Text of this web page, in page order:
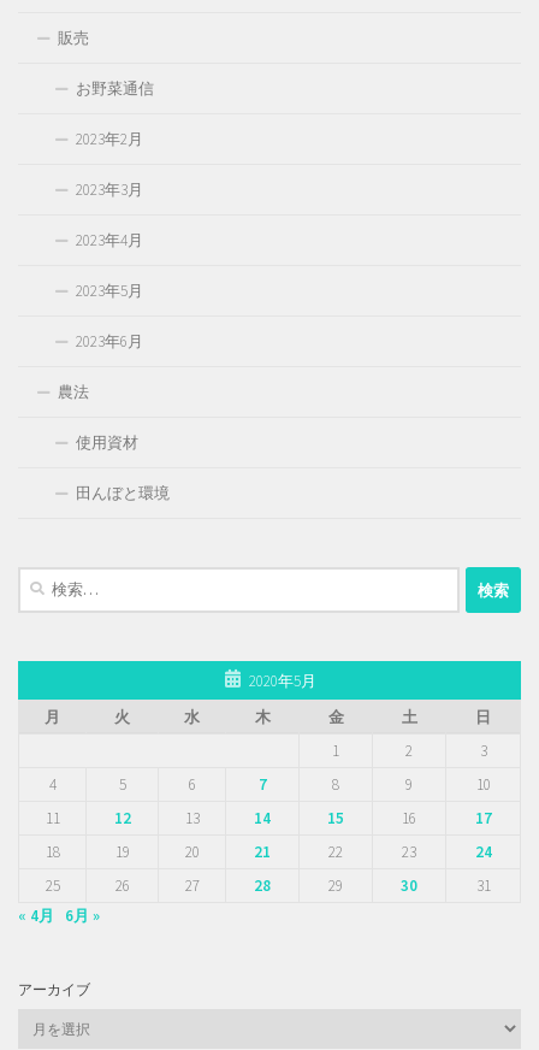
販売
お野菜通信
2023年2月
2023年3月
2023年4月
2023年5月
2023年6月
農法
使用資材
田んぼと環境
検
2020年5月
月
火 水 木 金 土
日
1
2
3
4
5 6 7 8 9
10
11
12 13 14 15 16
17
18
19 20 21 22 23
24
25
26 27 28 29 30
31
« 4月
6月 »
アーカイブ